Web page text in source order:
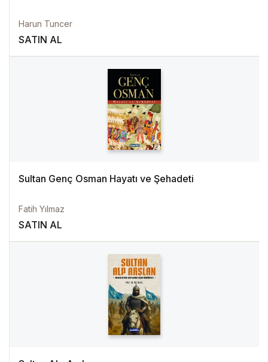
Harun Tuncer
SATIN AL
Sultan Genç Osman Hayatı ve Şehadeti
Fatih Yılmaz
SATIN AL